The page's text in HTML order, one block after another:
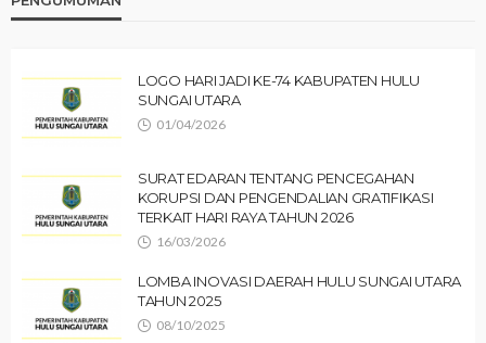
LOGO HARI JADI KE-74 KABUPATEN HULU
SUNGAI UTARA
01/04/2026
SURAT EDARAN TENTANG PENCEGAHAN
KORUPSI DAN PENGENDALIAN GRATIFIKASI
TERKAIT HARI RAYA TAHUN 2026
16/03/2026
LOMBA INOVASI DAERAH HULU SUNGAI UTARA
TAHUN 2025
08/10/2025